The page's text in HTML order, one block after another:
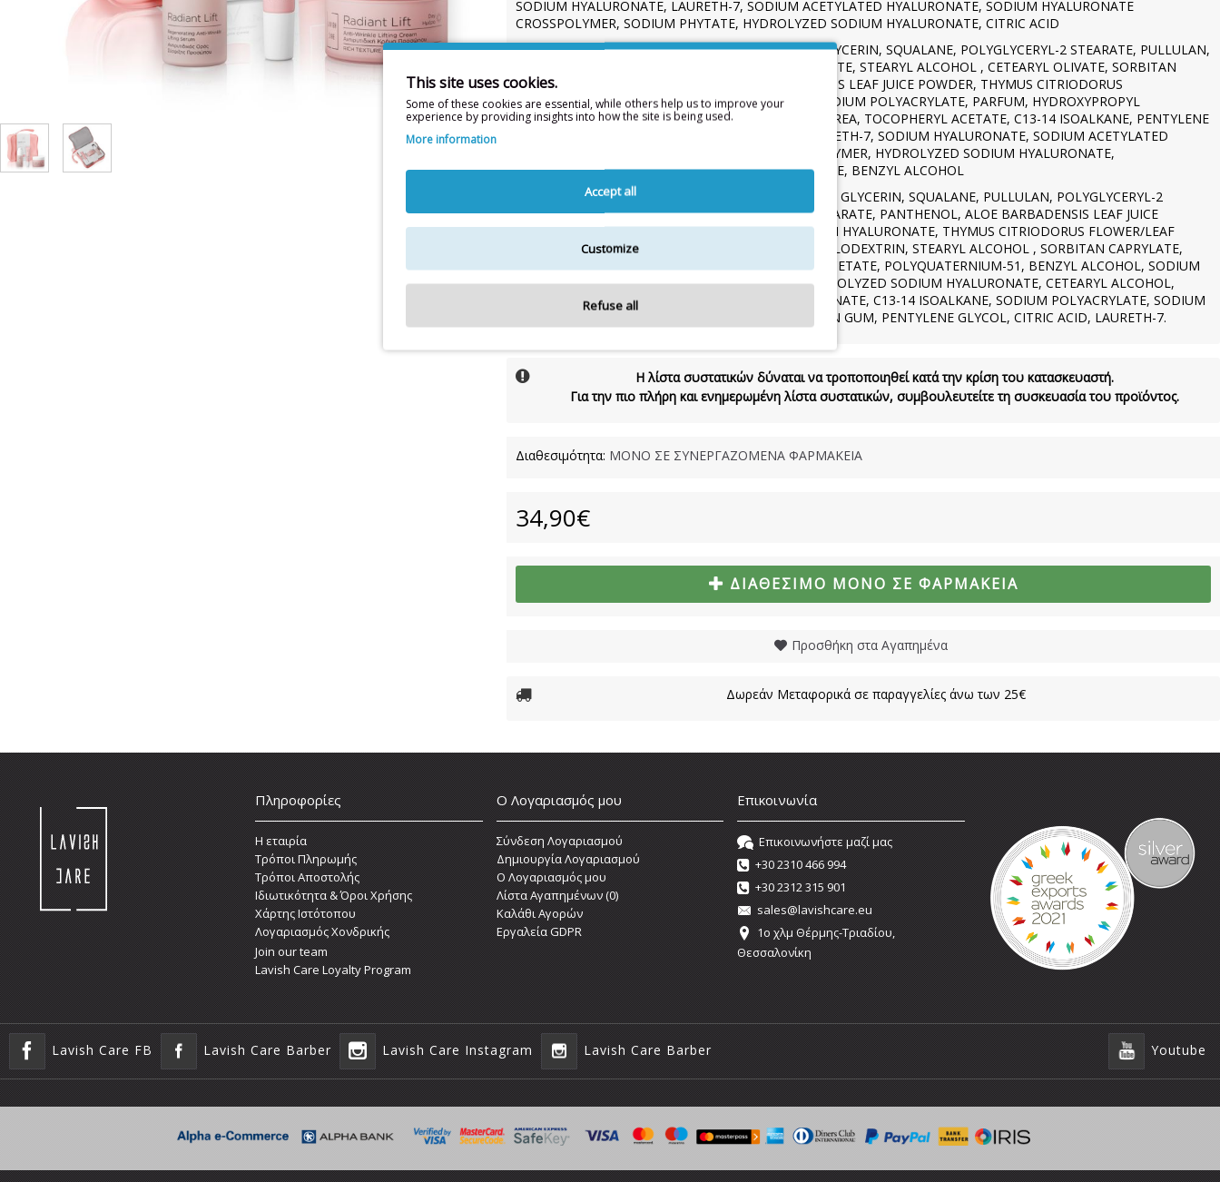
SODIUM HYALURONATE, LAURETH-7, SODIUM ACETYLATED HYALURONATE, SODIUM HYALURONATE
CROSSPOLYMER, SODIUM PHYTATE, HYDROLYZED SODIUM HYALURONATE, CITRIC ACID
Radiant Lift - Anti-Wrinkle Eye Cream 15mL:AQUA, GLYCERIN, SQUALANE, POLYGLYCERYL-2 STEARATE, PULLULAN,
VITIS VINIFERA (GRAPE) SEED OIL, GLYCERYL STEARATE, STEARYL ALCOHOL , CETEARYL OLIVATE, SORBITAN
CAPRYLATE, SORBITAN OLIVATE, ALOE BARBADENSIS LEAF JUICE POWDER, THYMUS CITRIODORUS
FLOWER/LEAF EXTRACT, CAFFEINE, TREHALOSE, SODIUM POLYACRYLATE, PARFUM, HYDROXYPROPYL
CYCLODEXTRIN, SODIUM PCA, SODIUM PHYTATE, UREA, TOCOPHERYL ACETATE, C13-14 ISOALKANE, PENTYLENE
GLYCOL, PANTHENOL, POLYQUATERNIUM-51, LAURETH-7, SODIUM HYALURONATE, SODIUM ACETYLATED
HYALURONATE, SODIUM HYALURONATE CROSSPOLYMER, HYDROLYZED SODIUM HYALURONATE,
POLYACRYLAMIDE, CITRIC ACID, SODIUM HYDROXIDE, BENZYL ALCOHOL
Radiant Lift - Regenerating Lifting Serum 30mL:
AQUA, GLYCERIN, SQUALANE, PULLULAN, POLYGLYCERYL-2
STEARATE, ETHYLHEXYL PALMITATE, GLYCERYL STEARATE, PANTHENOL, ALOE BARBADENSIS LEAF JUICE
POWDER, VITIS VINIFERA (GRAPE) SEED OIL, SODIUM HYALURONATE, THYMUS CITRIODORUS FLOWER/LEAF
EXTRACT, UREA, TREHALOSE, HYDROXYPROPYL CYCLODEXTRIN, STEARYL ALCOHOL , SORBITAN CAPRYLATE,
POLYACRYLATE CROSSPOLYMER-6, TOCOPHERYL ACETATE, POLYQUATERNIUM-51, BENZYL ALCOHOL, SODIUM
HYDROXIDE, POLYACRYLAMIDE, SODIUM PCA, HYDROLYZED SODIUM HYALURONATE, CETEARYL ALCOHOL,
SODIUM PHYTATE, SODIUM ACETYLATED HYALURONATE, C13-14 ISOALKANE, SODIUM POLYACRYLATE, SODIUM
HYALURONATE CROSSPOLYMER, PARFUM, XANTHAN GUM, PENTYLENE GLYCOL, CITRIC ACID, LAURETH-7.
Η λίστα συστατικών δύναται να τροποποιηθεί κατά την κρίση του κατασκευαστή.
Για την πιο πλήρη και ενημερωμένη λίστα συστατικών, συμβουλευτείτε τη συσκευασία του προϊόντος.
Διαθεσιμότητα: ΜΟΝΟ ΣΕ ΣΥΝΕΡΓΑΖΟΜΕΝΑ ΦΑΡΜΑΚΕΙΑ
34,90€
ΔΙΑΘΈΣΙΜΟ ΜΌΝΟ ΣΕ ΦΑΡΜΑΚΕΊΑ
Προσθήκη στα Αγαπημένα
Δωρεάν Μεταφορικά σε παραγγελίες άνω των 25€
Πληροφορίες
Η εταιρία
Τρόποι Πληρωμής
Τρόποι Αποστολής
Ιδιωτικότητα & Όροι Χρήσης
Χάρτης Ιστότοπου
Λογαριασμός Χονδρικής
Join our team
Lavish Care Loyalty Program
Ο Λογαριασμός μου
Σύνδεση Λογαριασμού
Δημιουργία Λογαριασμού
O Λογαριασμός μου
Λίστα Αγαπημένων (0)
Καλάθι Αγορών
Εργαλεία GDPR
Επικοινωνία
Επικοινωνήστε μαζί μας
+30 2310 466 994
+30 2312 315 901
sales@lavishcare.eu
1o χλμ Θέρμης-Τριαδίου,
Θεσσαλονίκη
Lavish Care FB Lavish Care Barber Lavish Care Instagram Lavish Care Barber Youtube
This site uses cookies.
Some of these cookies are essential, while others help us to improve your
experience by providing insights into how the site is being used.
More information
Accept all
Customize
Refuse all